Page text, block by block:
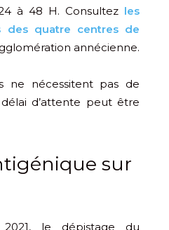
à 48 H. Consultez les
des quatre centres de
annécienne.
ne nécessitent pas de
d’attente peut être
sur
le dépistage du